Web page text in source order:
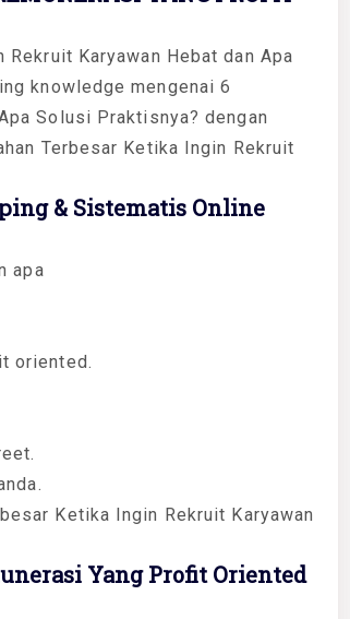
Karyawan Hebat dan Apa
knowledge mengenai 6
Solusi Praktisnya? dengan
Terbesar Ketika Ingin Rekruit
& Sistematis Online
apa
oriented.
Ketika Ingin Rekruit Karyawan
Yang Profit Oriented